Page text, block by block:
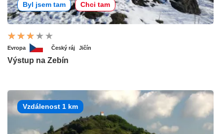
Byl jsem tam Chci tam
Evropa Český ráj Jičín
Výstup na Zebín
Vzdálenost 1 km